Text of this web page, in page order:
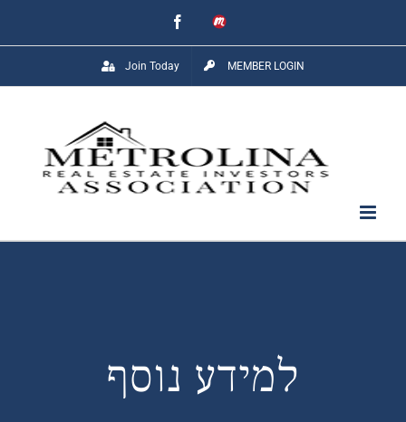
to
Facebook
Meetup
Join Today MEMBER LOGIN
למידע נוסף